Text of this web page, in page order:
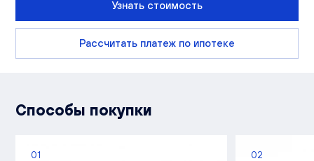
Узнать стоимость
Рассчитать платеж по ипотеке
Способы покупки
01 02